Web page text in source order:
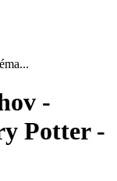
-
Potter -